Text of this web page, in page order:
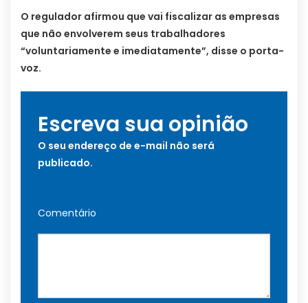
O regulador afirmou que vai fiscalizar as empresas
que não envolverem seus trabalhadores
“voluntariamente e imediatamente”, disse o porta-
voz.
Escreva sua opinião
O seu endereço de e-mail não será
publicado.
Comentário